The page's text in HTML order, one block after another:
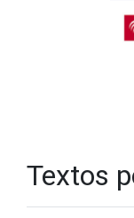
Textos